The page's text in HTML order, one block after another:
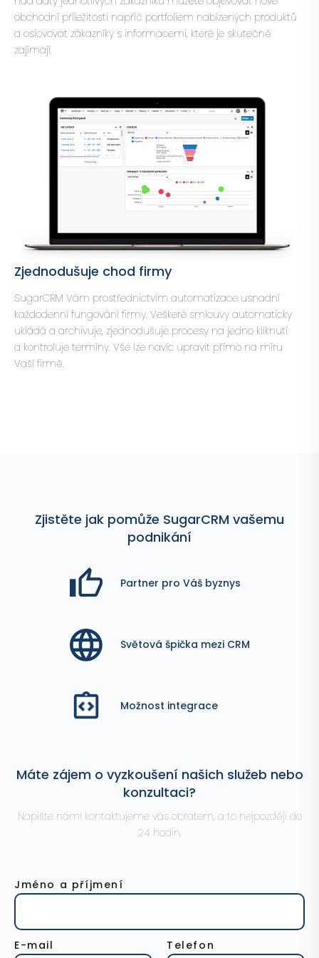
obchodní příležitosti napříč portfoliem nabízených produktů
a oslovovat zákazníky s informacemi, které je skutečně
zajímají.
Zjednodušuje chod firmy
SugarCRM Vám prostřednictvím automatizace usnadní
každodenní fungování firmy. Veškeré smlouvy automaticky
ukládá a archivuje, zjednodušuje procesy na jedno kliknutí
a kontroluje termíny. Vše lze navíc upravit přímo na míru
Vaší firmě.
Zjistěte jak pomůže SugarCRM vašemu
podnikání
Partner pro Váš byznys
Světová špička mezi CRM
Možnost integrace
Máte zájem o vyzkoušení našich služeb nebo
konzultaci?
Napište nám! kontaktujeme vás obratem, a to nejpozději do
24 hodin.
Jméno a příjmení
E-mail Telefon